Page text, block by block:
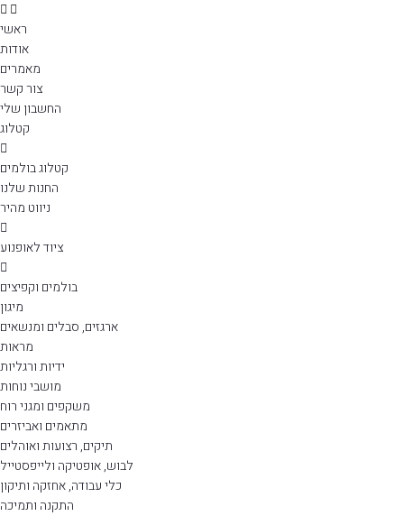
ראשי
אודות
מאמרים
צור קשר
החשבון שלי
קטלוג
קטלוג בולמים
החנות שלנו
ניווט מהיר
ציוד לאופנוע
בולמים וקפיצים
מיגון
ארגזים, סבלים ומנשאים
מראות
ידיות ורגליות
מושבי נוחות
משקפים ומגני רוח
מתאמים ואביזרים
תיקים, רצועות ואוהלים
לבוש, אופטיקה ולייפסטייל
כלי עבודה, אחזקה ותיקון
התקנה ותמיכה